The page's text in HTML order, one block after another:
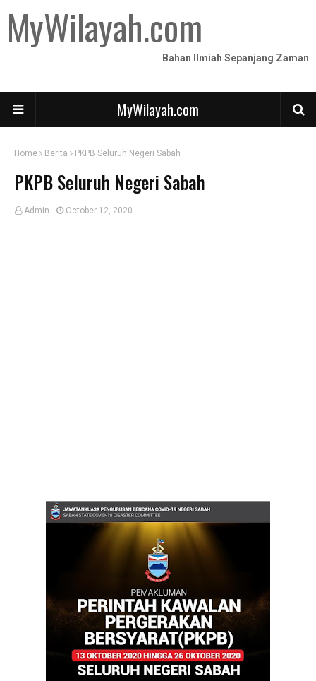
MyWilayah.com
Bahan Ilmiah Sepanjang Zaman
MyWilayah.com
Home Berita PKPB Seluruh Negeri Sabah
PKPB Seluruh Negeri Sabah
Admin October 12, 2020